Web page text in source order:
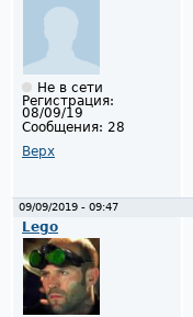
Не в сети
Регистрация:
08/09/19
Сообщения: 28
Верх
09/09/2019 - 09:47
Lego